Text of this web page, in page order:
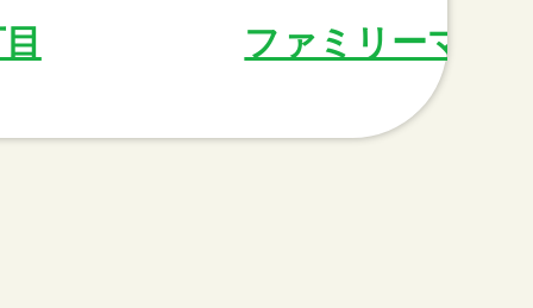
ファミリーマー